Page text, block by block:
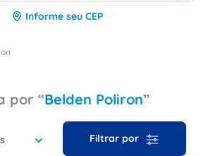
Informe seu CEP
Belden Poliron
BUSCADOS